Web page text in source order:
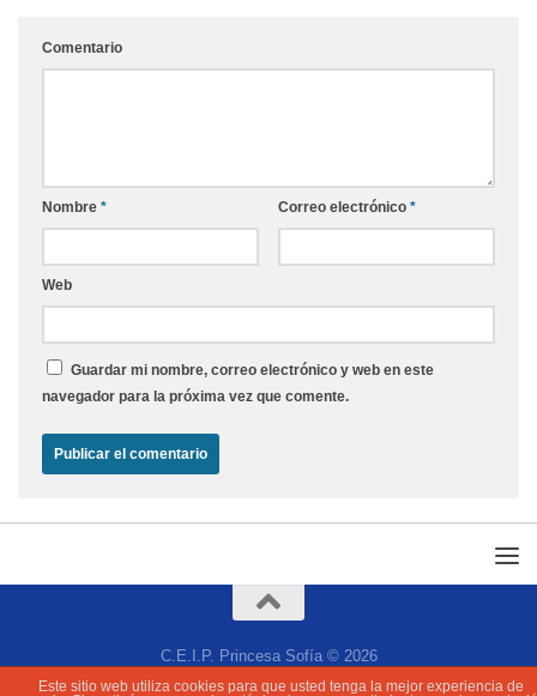
Comentario
Nombre * Correo electrónico *
Web
Guardar mi nombre, correo electrónico y web en este
navegador para la próxima vez que comente.
C.E.I.P. Princesa Sofía © 2026
Este sitio web utiliza cookies para que usted tenga la mejor experiencia de